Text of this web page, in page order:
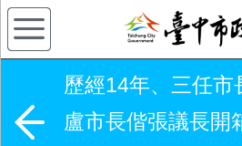
歷經14年、三任市
盧市長偕張議長開